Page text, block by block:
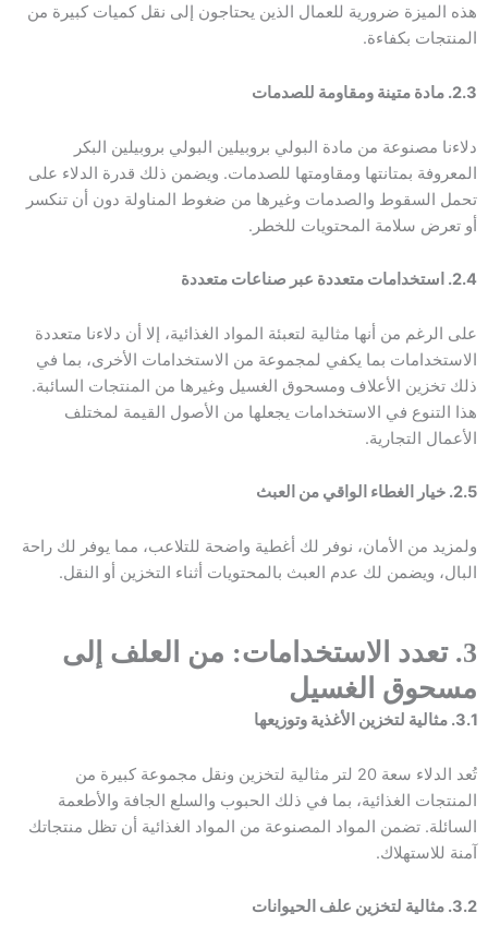
هذه الميزة ضرورية للعمال الذين يحتاجون إلى نقل كميات كبيرة من
المنتجات بكفاءة.
2.3. مادة متينة ومقاومة للصدمات
دلاءنا مصنوعة من مادة البولي بروبيلين البولي بروبيلين البكر
المعروفة بمتانتها ومقاومتها للصدمات. ويضمن ذلك قدرة الدلاء على
تحمل السقوط والصدمات وغيرها من ضغوط المناولة دون أن تنكسر
أو تعرض سلامة المحتويات للخطر.
2.4. استخدامات متعددة عبر صناعات متعددة
على الرغم من أنها مثالية لتعبئة المواد الغذائية، إلا أن دلاءنا متعددة
الاستخدامات بما يكفي لمجموعة من الاستخدامات الأخرى، بما في
ذلك تخزين الأعلاف ومسحوق الغسيل وغيرها من المنتجات السائبة.
هذا التنوع في الاستخدامات يجعلها من الأصول القيمة لمختلف
الأعمال التجارية.
2.5. خيار الغطاء الواقي من العبث
ولمزيد من الأمان، نوفر لك أغطية واضحة للتلاعب، مما يوفر لك راحة
البال، ويضمن لك عدم العبث بالمحتويات أثناء التخزين أو النقل.
3. تعدد الاستخدامات: من العلف إلى
مسحوق الغسيل
3.1. مثالية لتخزين الأغذية وتوزيعها
تُعد الدلاء سعة 20 لتر مثالية لتخزين ونقل مجموعة كبيرة من
المنتجات الغذائية، بما في ذلك الحبوب والسلع الجافة والأطعمة
السائلة. تضمن المواد المصنوعة من المواد الغذائية أن تظل منتجاتك
آمنة للاستهلاك.
3.2. مثالية لتخزين علف الحيوانات